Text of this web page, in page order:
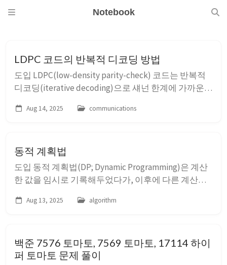
Notebook
LDPC 코드의 반복적 디코딩 방법
도입 LDPC(low-density parity-check) 코드는 반복적
디코딩(iterative decoding)으로 섀넌 한계에 가까운
러 알고리즘을 사용할 수 있다. 대표적으로 SP(sum-
Aug 14, 2025 communications
동적 계획법
도입 동적 계획법(DP; Dynamic Programming)은 계산
한 값을 임시로 기록해두었다가, 이후에 다른 계산에
전형적인 방법이나 시나리오는 있지만 정해진 구현이
에서 사용하는 전략들은 분할 정...
Aug 13, 2025 algorithm
백준 7576 토마토, 7569 토마토, 17114 하이
퍼 토마토 문제 풀이